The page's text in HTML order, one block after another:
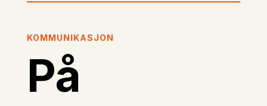
KOMMUNIKASJON
På